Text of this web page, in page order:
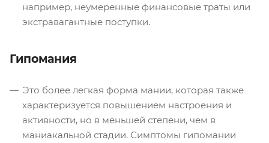
например, неумеренные финансовые траты или
экстравагантные поступки.
Гипомания
Это более легкая форма мании, которая также
характеризуется повышением настроения и
активности, но в меньшей степени, чем в
маниакальной стадии. Симптомы гипомании